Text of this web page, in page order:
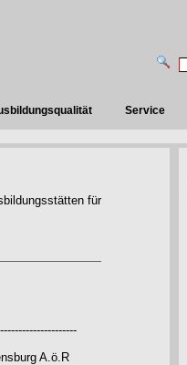
Service
für
A.ö.R